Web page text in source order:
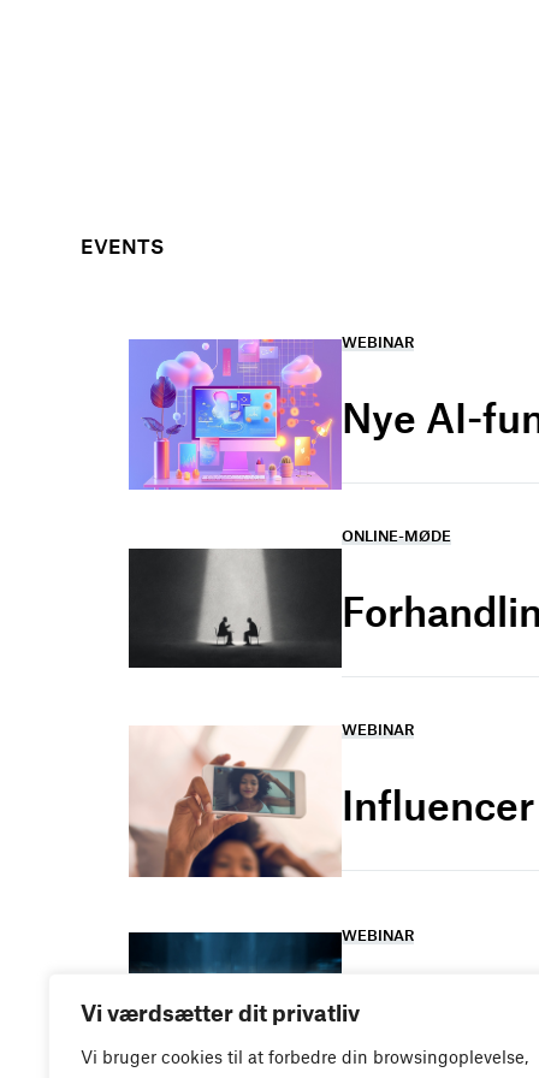
Vi værdsætter dit privatliv
Vi bruger cookies til at forbedre din browsingoplevelse,
EVENTS
WEBINAR
Nye AI-
ONLINE-MØDE
WEBINAR
WEBINAR
It- og